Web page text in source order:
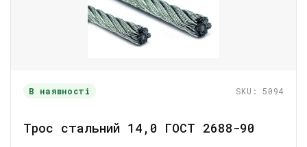
В наявності SKU: 5094
Трос стальний 14,0 ГОСТ 2688-90